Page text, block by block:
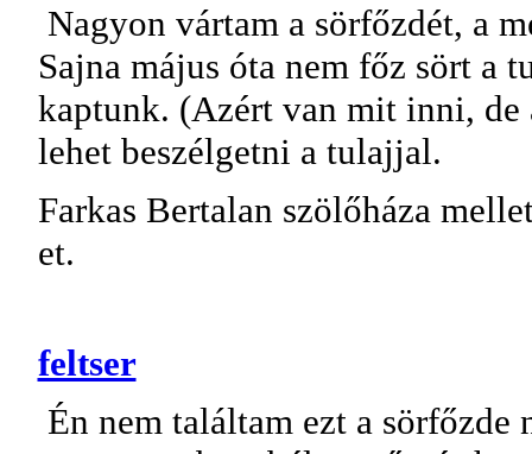
Nagyon vártam a sörfőzdét, a
Sajna május óta nem főz sört a
kaptunk. (Azért van mit inni, de
lehet beszélgetni a tulajjal.
Farkas Bertalan szölőháza
et.
feltser
Én nem találtam ezt a